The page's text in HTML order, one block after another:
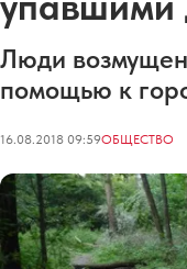
Люди
помощью к
16.08.2018 09:59ОБЩЕСТВО